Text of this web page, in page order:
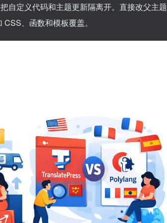
自定义代码和主题更新隔离开。直接改父主
、函数和模板覆盖。